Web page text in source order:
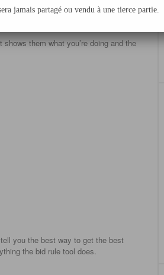
them what you’re doing and the
you the best way to get the best
the bid rule tool does.
jamais partagé ou vendu à une tierce partie.